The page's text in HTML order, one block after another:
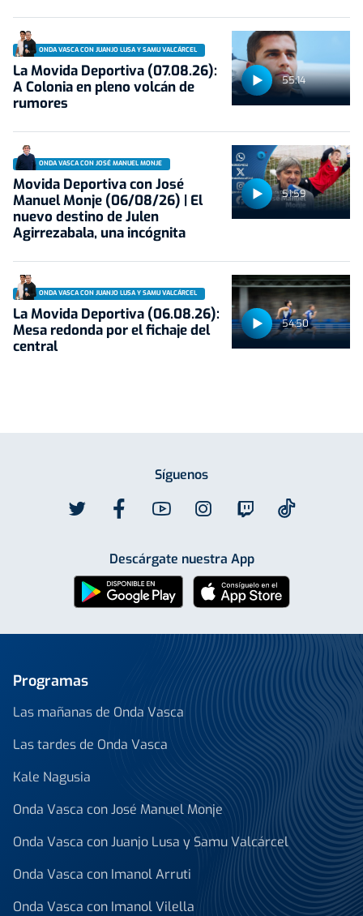
55:14
ONDA VASCA CON JUANJO LUSA Y SAMU VALCÁRCEL
La Movida Deportiva (07.08.26):
A Colonia en pleno volcán de
rumores
51:59
ONDA VASCA CON JOSÉ MANUEL MONJE
Movida Deportiva con José
Manuel Monje (06/08/26) | El
nuevo destino de Julen
Agirrezabala, una incógnita
54:50
ONDA VASCA CON JUANJO LUSA Y SAMU VALCÁRCEL
La Movida Deportiva (06.08.26):
Mesa redonda por el fichaje del
central
Síguenos
Descárgate nuestra App
Programas
Las mañanas de Onda Vasca
Las tardes de Onda Vasca
Kale Nagusia
Onda Vasca con José Manuel Monje
Onda Vasca con Juanjo Lusa y Samu Valcárcel
Onda Vasca con Imanol Arruti
Onda Vasca con Imanol Vilella